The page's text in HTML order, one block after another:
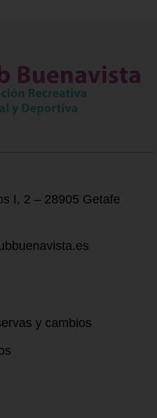
I, 2 – 28905 Getafe
y cambios